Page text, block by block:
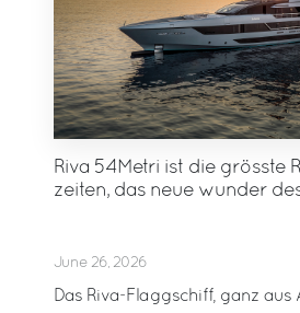
Riva 54Metri ist die grösste
zeiten, das neue wunder
June 26, 2026
Das Riva-Flaggschiff, ganz aus